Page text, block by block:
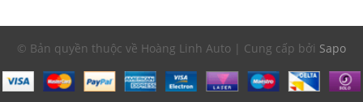
© Bản quyền thuộc về Hoàng Linh Auto | Cung cấp bởi Sapo